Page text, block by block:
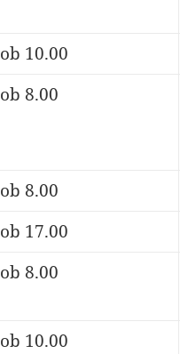
ob 10.00
ob 8.00
ob 8.00
ob 17.00
ob 8.00
ob 10.00